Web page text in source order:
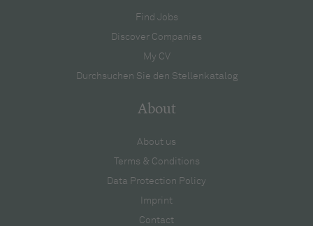
Find Jobs
Discover Companies
My CV
Durchsuchen Sie den Stellenkatalog
About
About us
Terms & Conditions
Data Protection Policy
Imprint
Contact